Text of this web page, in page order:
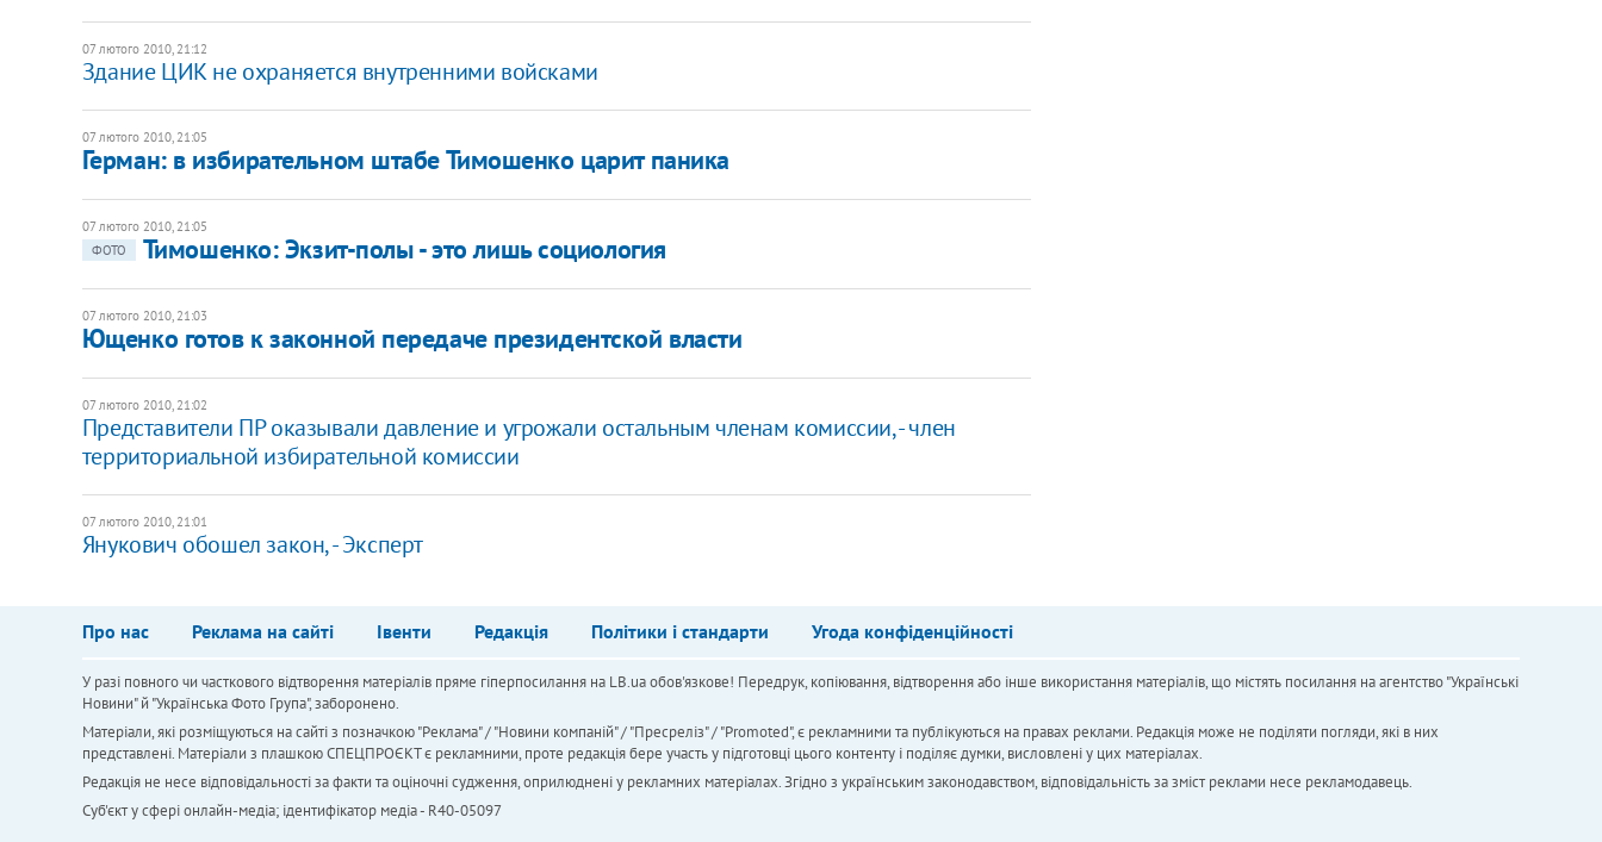
07 лютого 2010, 21:12
Здание ЦИК не охраняется внутренними войсками
07 лютого 2010, 21:05
Герман: в избирательном штабе Тимошенко царит паника
07 лютого 2010, 21:05
ФОТО
Тимошенко: Экзит-полы - это лишь социология
07 лютого 2010, 21:03
Ющенко готов к законной передаче президентской власти
07 лютого 2010, 21:02
Представители ПР оказывали давление и угрожали остальным членам комиссии, - член
территориальной избирательной комиссии
07 лютого 2010, 21:01
Янукович обошел закон, - Эксперт
Про нас Реклама на сайті Івенти Редакція Політики і стандарти Угода конфіденційності
У разі повного чи часткового відтворення матеріалів пряме гіперпосилання на LB.ua обов'язкове! Передрук, копіювання, відтворення або інше використання матеріалів, що містять посилання на агентство "Українськi
Новини" й "Українська Фото Група", заборонено.
Матеріали, які розміщуються на сайті з позначкою "Реклама" / "Новини компаній" / "Пресреліз" / "Promoted", є рекламними та публікуються на правах реклами. Редакція може не поділяти погляди, які в них
представлені. Матеріали з плашкою СПЕЦПРОЄКТ є рекламними, проте редакція бере участь у підготовці цього контенту і поділяє думки, висловлені у цих матеріалах.
Редакція не несе відповідальності за факти та оціночні судження, оприлюднені у рекламних матеріалах. Згідно з українським законодавством, відповідальність за зміст реклами несе рекламодавець.
Cуб'єкт у сфері онлайн-медіа; ідентифікатор медіа - R40-05097